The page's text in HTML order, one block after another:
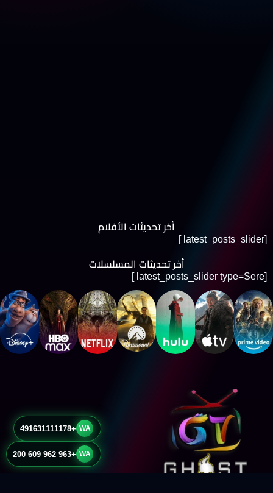
أخر تحديثات الأفلام
[latest_posts_slider ]
أخر تحديثات المسلسلات
[latest_posts_slider type=Sere ]
WA
+491631111178
WA
+963 962 609 200